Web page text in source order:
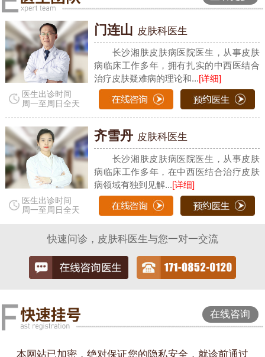
医生出诊时间
周一至周日全天
门连山 皮肤科医生
长沙湘肤皮肤病医院医生，从事皮肤
病临床工作多年，拥有扎实的中西医结合
治疗皮肤疑难病的理论和...[详细]
医生出诊时间
周一至周日全天
齐雪丹 皮肤科医生
长沙湘肤皮肤病医院医生，从事皮肤
病临床工作多年，在中西医结合治疗皮肤
病领域有独到见解...[详细]
快速问诊，皮肤科医生与您一对一交流
在线咨询
本网站已加密，绝对保证您的隐私安全，就诊前通过